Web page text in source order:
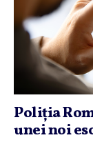
Poliţia
unei noi